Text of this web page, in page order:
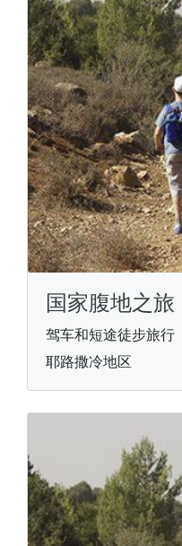
国家腹地之旅
驾车和短途徒步旅行
耶路撒冷地区